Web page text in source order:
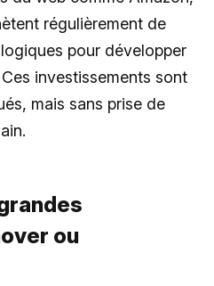
régulièrement de
pour développer
investissements sont
mais sans prise de
ou